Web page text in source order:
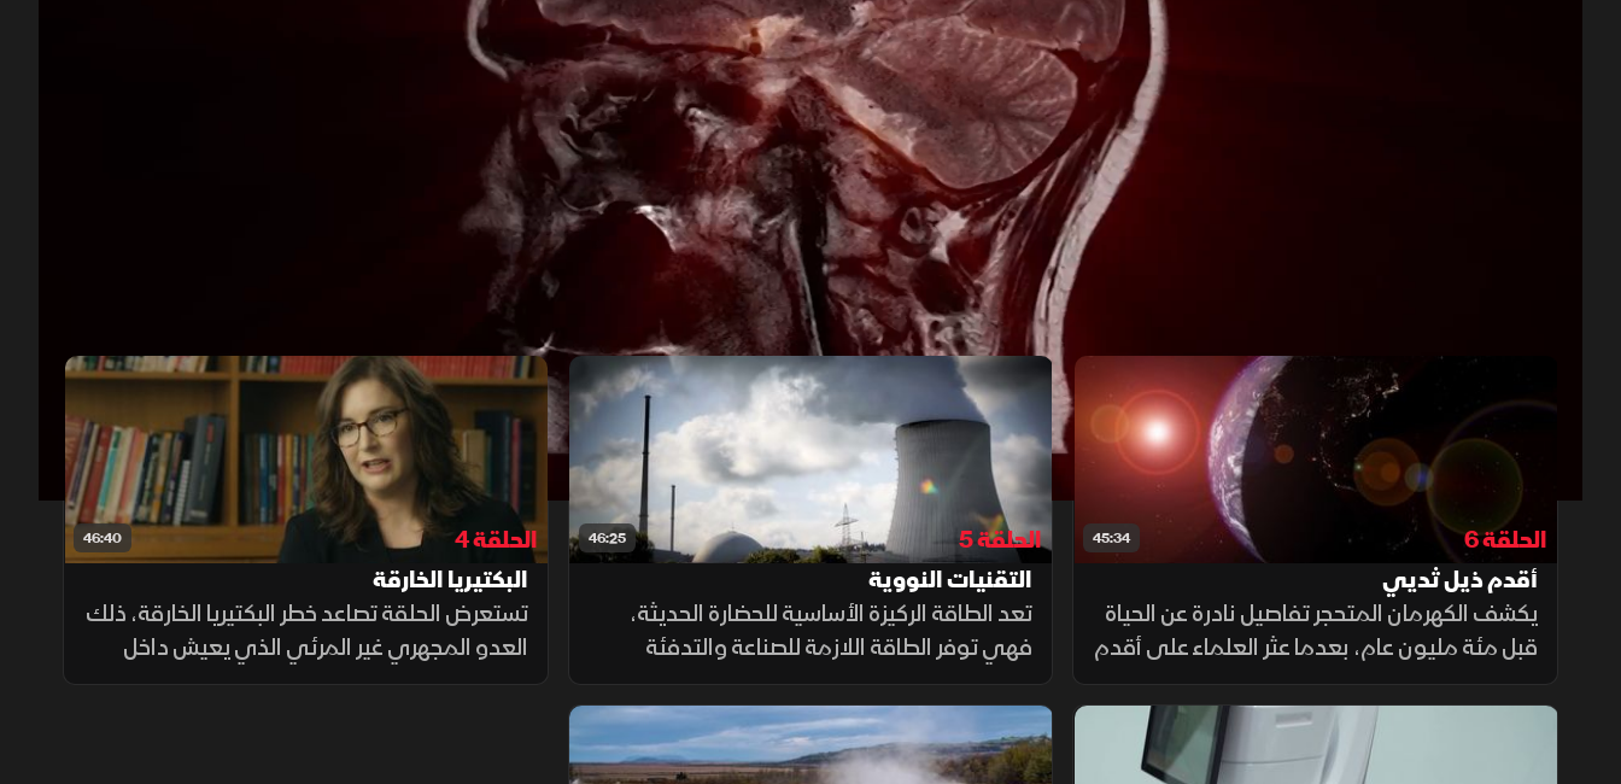
00:12 46:20 1x auto
45:34
الحلقة 6
أقدم ذيل ثديي
يكشف الكهرمان المتحجر تفاصيل نادرة عن الحياة
قبل مئة مليون عام، بعدما عثر العلماء على أقدم
ذيل ثديي معروف محفوظ داخله، في اكتشاف
يفتح نافذة جديدة لفهم تطور الثدييات والبيئات
46:25
الحلقة 5
التقنيات النووية
تعد الطاقة الركيزة الأساسية للحضارة الحديثة،
فهي توفر الطاقة اللازمة للصناعة والتدفئة
والإضاءة، وتسهم في دعم مستويات المعيشة
المرتفعة. ونستعرض هذه الحلقة الجيل الجديد
من التقنيات النووية الأكثر أمانا.
46:40
الحلقة 4
البكتيريا الخارقة
تستعرض الحلقة تصاعد خطر البكتيريا الخارقة، ذلك
العدو المجهري غير المرئي الذي يعيش داخل
أجسامنا، وكيف أصبحت مقاومة البكتيريا